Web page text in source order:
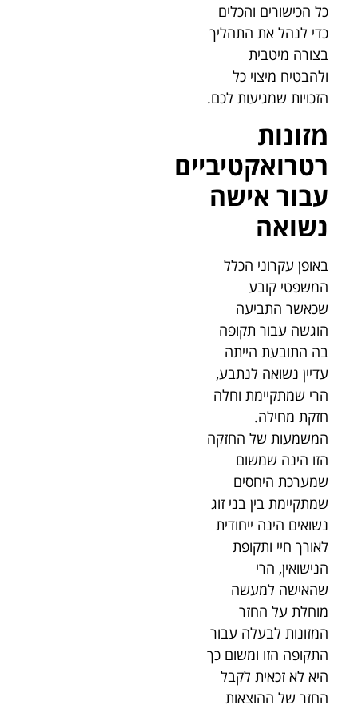
כל הכישורים והכלים
כדי לנהל את התהליך
בצורה מיטבית
ולהבטיח מיצוי כל
הזכויות שמגיעות לכם.
מזונות
רטרואקטיביים
עבור אישה
נשואה
באופן עקרוני הכלל
המשפטי קובע
שכאשר התביעה
הוגשה עבור תקופה
בה התובעת הייתה
עדיין נשואה לנתבע,
הרי שמתקיימת וחלה
חזקת מחילה.
המשמעות של החזקה
הזו הינה שמשום
שמערכת היחסים
שמתקיימת בין בני זוג
נשואים הינה ייחודית
לאורך חיי ותקופת
הנישואין, הרי
שהאישה למעשה
מוחלת על החזר
המזונות לבעלה עבור
התקופה הזו ומשום כך
היא לא זכאית לקבל
החזר של ההוצאות